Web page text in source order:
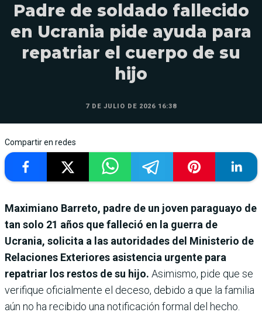
Padre de soldado fallecido
en Ucrania pide ayuda para
repatriar el cuerpo de su
hijo
7 DE JULIO DE 2026 16:38
Compartir en redes
Maximiano Barreto, padre de un joven paraguayo de
tan solo 21 años que falleció en la guerra de
Ucrania, solicita a las autoridades del Ministerio de
Relaciones Exteriores asistencia urgente para
repatriar los restos de su hijo. Asimismo, pide que se
verifique oficialmente el deceso, debido a que la familia
aún no ha recibido una notificación formal del hecho.